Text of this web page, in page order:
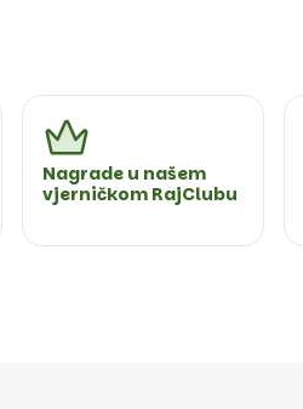
Nagrade u našem
vjerničkom RajClubu